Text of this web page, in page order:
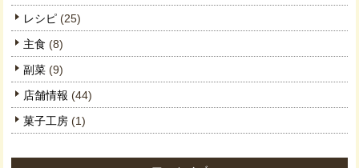
レシピ (25)
主食 (8)
副菜 (9)
店舗情報 (44)
菓子工房 (1)